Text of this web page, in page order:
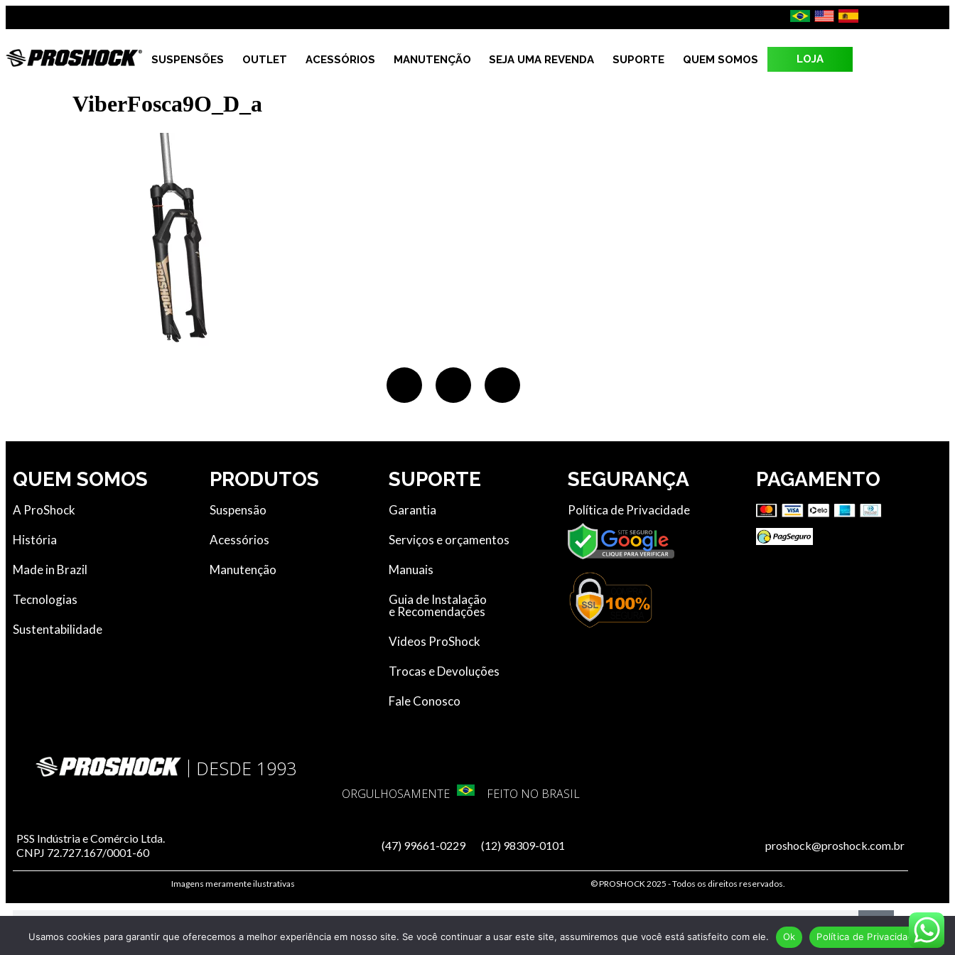
SUSPENSÕES OUTLET ACESSÓRIOS MANUTENÇÃO SEJA UMA REVENDA SUPORTE QUEM SOMOS LOJA
ViberFosca9O_D_a
QUEM SOMOS
A ProShock
História
Made in Brazil
Tecnologias
Sustentabilidade
PRODUTOS
Suspensão
Acessórios
Manutenção
SUPORTE
Garantia
Serviços e orçamentos
Manuais
Guia de Instalação
e Recomendações
Videos ProShock
Trocas e Devoluções
Fale Conosco
SEGURANÇA
Política de Privacidade
PAGAMENTO
DESDE 1993
ORGULHOSAMENTE FEITO NO BRASIL
PSS Indústria e Comércio Ltda.
CNPJ 72.727.167/0001-60
(47) 99661-0229 (12) 98309-0101 proshock@proshock.com.br
Imagens meramente ilustrativas © PROSHOCK 2025 - Todos os direitos reservados.
Usamos cookies para garantir que oferecemos a melhor experiência em nosso site. Se você continuar a usar este site, assumiremos que você está satisfeito com ele. Ok Política de Privacidade